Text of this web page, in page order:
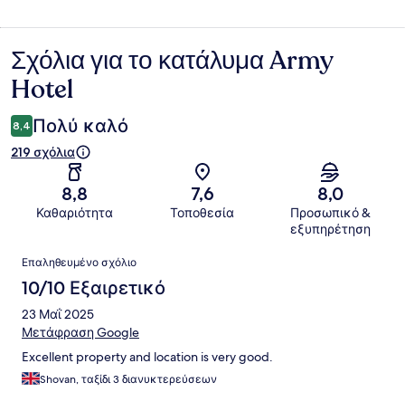
Σχόλια
Σχόλια για το κατάλυμα Army
Hotel
8,4 Πολύ καλό
219 σχόλια
8,8
Καθαριότητα
7,6
Τοποθεσία
8,0
Προσωπικό &
εξυπηρέτηση
Σχόλια
Επαληθευμένο σχόλιο
10/10 Εξαιρετικό
23 Μαΐ 2025
Μετάφραση Google
Excellent property and location is very good.
Shovan, ταξίδι 3 διανυκτερεύσεων